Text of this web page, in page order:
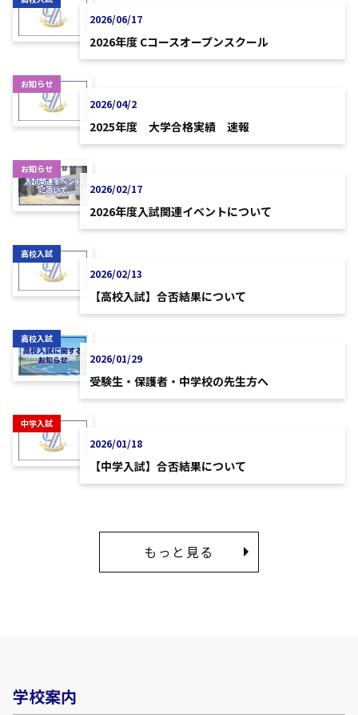
2026/06/17
2026年度 Cコースオープンスクール
お知らせ
2026/04/2
2025年度 大学合格実績 速報
お知らせ
2026/02/17
2026年度入試関連イベントについて
高校入試
2026/02/13
【高校入試】合否結果について
高校入試
2026/01/29
受験生・保護者・中学校の先生方へ
中学入試
2026/01/18
【中学入試】合否結果について
もっと見る
学校案内